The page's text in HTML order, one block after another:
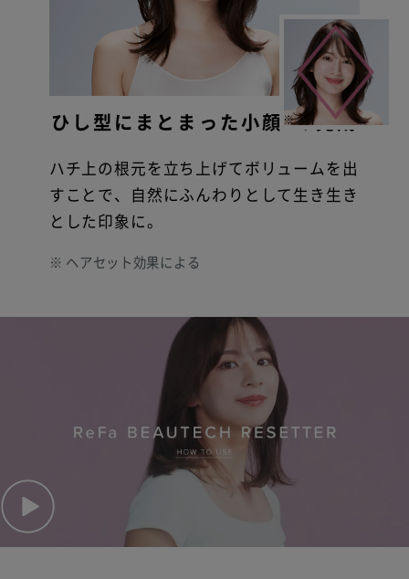
ひし型にまとまった小顔 ※の完成
ハチ上の根元を立ち上げてボリュームを出
すことで、自然にふんわりとして生き生き
とした印象に。
※ ヘアセット効果による